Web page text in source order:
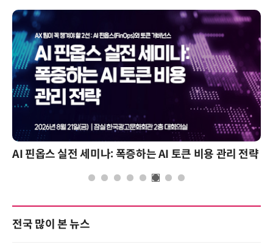
AI 핀옵스 실전 세미나: 폭증하는 AI 토큰 비용 관리 전략
전국 많이 본 뉴스